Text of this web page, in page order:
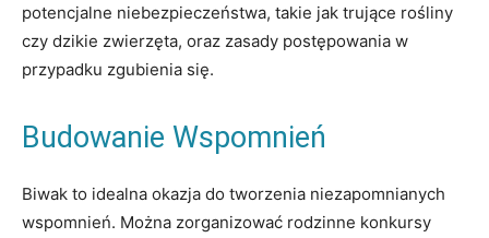
potencjalne niebezpieczeństwa, takie jak trujące rośliny
czy dzikie zwierzęta, oraz zasady postępowania w
przypadku zgubienia się.
Budowanie Wspomnień
Biwak to idealna okazja do tworzenia niezapomnianych
wspomnień. Można zorganizować rodzinne konkursy